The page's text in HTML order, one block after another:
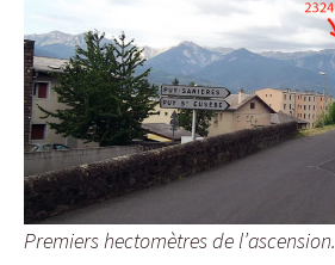
Premiers hectomètres de l’ascension.